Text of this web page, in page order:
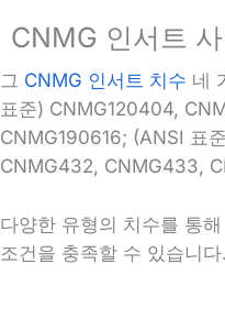
CNMG 인서트
그 CNMG 인서트 치수 네
표준) CNMG120404,
CNMG190616; (ANSI 표
CNMG432, CNMG433,
다양한 유형의 치수를 통
조건을 충족할 수 있습니다.